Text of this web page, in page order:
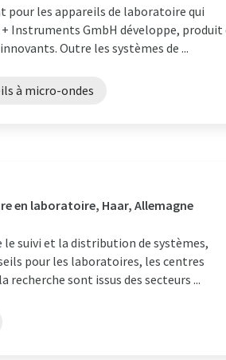
pour les appareils de laboratoire qui
Instruments GmbH développe, produit
Outre les systèmes de ...
à micro-ondes
en laboratoire, Haar, Allemagne
le suivi et la distribution de systèmes,
pour les laboratoires, les centres
sont issus des secteurs ...